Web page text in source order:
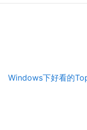
Windows下好看的